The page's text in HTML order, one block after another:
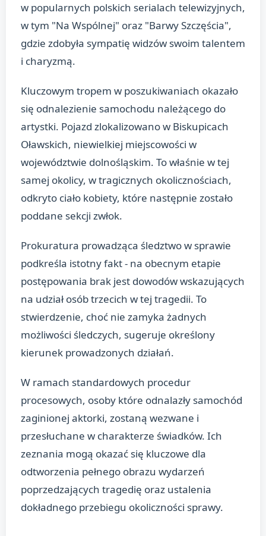
w popularnych polskich serialach telewizyjnych,
w tym "Na Wspólnej" oraz "Barwy Szczęścia",
gdzie zdobyła sympatię widzów swoim talentem
i charyzmą.
Kluczowym tropem w poszukiwaniach okazało
się odnalezienie samochodu należącego do
artystki. Pojazd zlokalizowano w Biskupicach
Oławskich, niewielkiej miejscowości w
województwie dolnośląskim. To właśnie w tej
samej okolicy, w tragicznych okolicznościach,
odkryto ciało kobiety, które następnie zostało
poddane sekcji zwłok.
Prokuratura prowadząca śledztwo w sprawie
podkreśla istotny fakt - na obecnym etapie
postępowania brak jest dowodów wskazujących
na udział osób trzecich w tej tragedii. To
stwierdzenie, choć nie zamyka żadnych
możliwości śledczych, sugeruje określony
kierunek prowadzonych działań.
W ramach standardowych procedur
procesowych, osoby które odnalazły samochód
zaginionej aktorki, zostaną wezwane i
przesłuchane w charakterze świadków. Ich
zeznania mogą okazać się kluczowe dla
odtworzenia pełnego obrazu wydarzeń
poprzedzających tragedię oraz ustalenia
dokładnego przebiegu okoliczności sprawy.